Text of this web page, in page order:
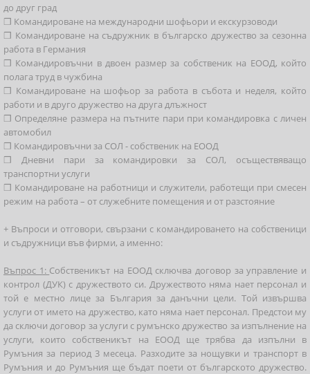
до друг град
❒ Командироване на международни шофьори и екскурзоводи
❒ Командироване на съдружник в българско дружество за сезонна
работа в Германия
❒ Командировъчни в двоен размер за собственик на ЕООД, който
полага труд в чужбина
❒ Командироване на шофьор за работа в събота и неделя, който
работи и в друго дружество на друга длъжност
❒ Определяне размера на пътните пари при командировка с личен
автомобил
❒ Командировъчни за СОЛ - собственик на ЕООД
❒ Дневни пари за командировки за СОЛ, осъществяващо
транспортни услуги
❒ Командироване на работници и служители, работещи при смесен
режим на работа – от служебните помещения и от разстояние
+ Въпроси и отговори, свързани с командироването на собственици
и съдружници във фирми, а именно:
Въпрос 1: Собственикът на ЕООД сключва договор за управление и
контрол (ДУК) с дружеството си. Дружеството няма нает персонал и
той е местно лице за България за данъчни цели. Той извършва
услуги от името на дружество, като няма нает персонал. Предстои му
да сключи договор за услуги с румънско дружество за изпълнение на
услуги, които собственикът на ЕООД ще трябва да изпълни в
Румъния за период 3 месеца. Разходите за нощувки и транспорт в
Румъния и до Румъния ще бъдат поети от българското дружество.